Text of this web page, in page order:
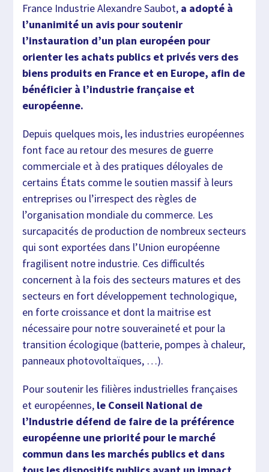
France Industrie Alexandre Saubot, a adopté à
l’unanimité un avis pour soutenir
l’instauration d’un plan européen pour
orienter les achats publics et privés vers des
biens produits en France et en Europe, afin de
bénéficier à l’industrie française et
européenne.
Depuis quelques mois, les industries européennes
font face au retour des mesures de guerre
commerciale et à des pratiques déloyales de
certains États comme le soutien massif à leurs
entreprises ou l’irrespect des règles de
l’organisation mondiale du commerce. Les
surcapacités de production de nombreux secteurs
qui sont exportées dans l’Union européenne
fragilisent notre industrie. Ces difficultés
concernent à la fois des secteurs matures et des
secteurs en fort développement technologique,
en forte croissance et dont la maitrise est
nécessaire pour notre souveraineté et pour la
transition écologique (batterie, pompes à chaleur,
panneaux photovoltaïques, …).
Pour soutenir les filières industrielles françaises
et européennes, le Conseil National de
l’Industrie défend de faire de la préférence
européenne une priorité pour le marché
commun dans les marchés publics et dans